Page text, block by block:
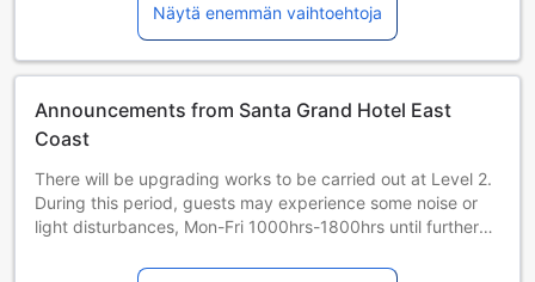
Näytä enemmän vaihtoehtoja
Announcements from Santa Grand Hotel East
Coast
There will be upgrading works to be carried out at Level 2.
During this period, guests may experience some noise or
light disturbances, Mon-Fri 1000hrs-1800hrs until further